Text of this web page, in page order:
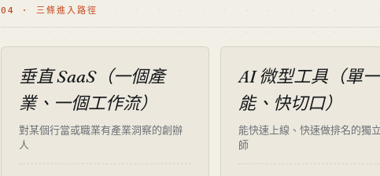
04 · 三條進入路徑
垂直 SaaS（一個產
業、一個工作流）
對某個行當或職業有產業洞察的創辦
人
AI 微型工具（單
能、快切口）
能快速上線、快速做排名的獨
師